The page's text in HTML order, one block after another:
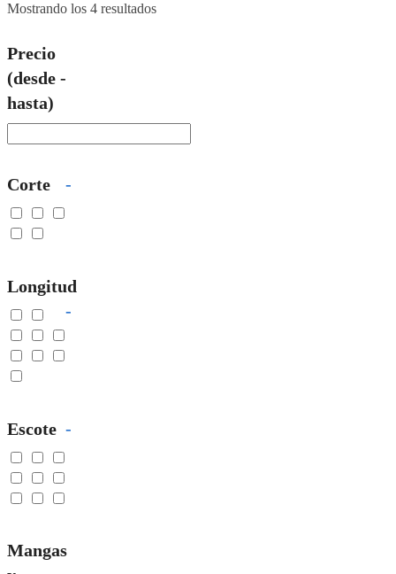
Mostrando los 4 resultados
Precio
(desde -
hasta)
Corte -
Longitud
-
Escote -
Mangas